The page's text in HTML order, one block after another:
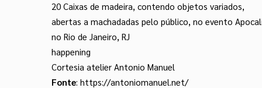
20 Caixas de madeira, contendo objetos variados,
abertas a machadadas pelo público, no evento
no Rio de Janeiro, RJ
happening
Cortesia atelier Antonio Manuel
Fonte: https://antoniomanuel.net/